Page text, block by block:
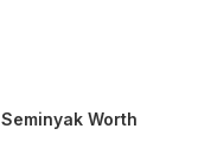
Worth